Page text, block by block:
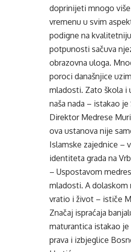
doprinijeti mnogo
vremenu u svim
podigne na
potpunosti sačuva
obrazovna uloga.
poroci današnjice
mladosti. Zato škola i
naša nada – istakao
Direktor Medrese
ova ustanova nije
Islamske zajednice –
identiteta grada na
– Uspostavom
mladosti. A dolaskom
vratio i život – ističe
Značaj ispraćaja
maturantica istakao
prava i izbjeglice